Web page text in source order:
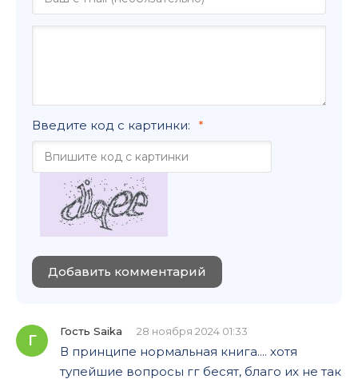
Введите код с картинки:
Добавить комментарий
Г
Гость Saika 28 ноября 2024 01:33
В принципе нормальная книга.... хотя
тупейшие вопросы гг бесят, благо их не так